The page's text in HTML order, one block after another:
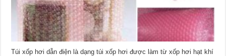
Túi xốp hơi dẫn điện là dạng túi xốp hơi được làm từ xốp hơi hạt khí